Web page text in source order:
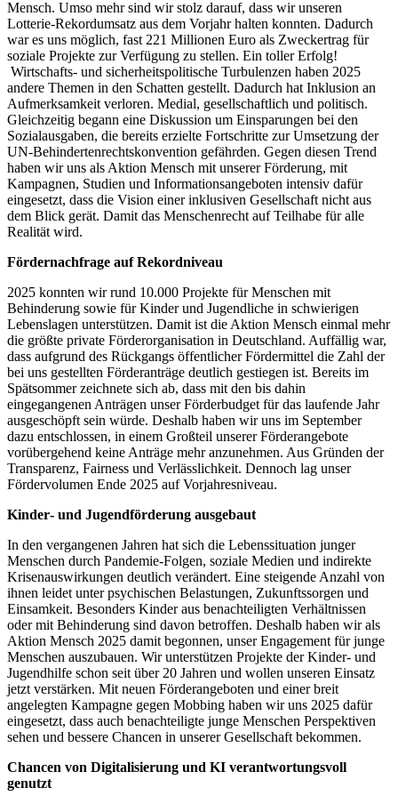
Mensch. Umso mehr sind wir stolz darauf, dass wir unseren
Lotterie-Rekordumsatz aus dem Vorjahr halten konnten. Dadurch
war es uns möglich, fast 221 Millionen Euro als Zweckertrag für
soziale Projekte zur Verfügung zu stellen. Ein toller Erfolg!
Wirtschafts- und sicherheitspolitische Turbulenzen haben 2025
andere Themen in den Schatten gestellt. Dadurch hat Inklusion an
Aufmerksamkeit verloren. Medial, gesellschaftlich und politisch.
Gleichzeitig begann eine Diskussion um Einsparungen bei den
Sozialausgaben, die bereits erzielte Fortschritte zur Umsetzung der
UN-Behindertenrechtskonvention gefährden. Gegen diesen Trend
haben wir uns als Aktion Mensch mit unserer Förderung, mit
Kampagnen, Studien und Informationsangeboten intensiv dafür
eingesetzt, dass die Vision einer inklusiven Gesellschaft nicht aus
dem Blick gerät. Damit das Menschenrecht auf Teilhabe für alle
Realität wird.
Fördernachfrage auf Rekordniveau
2025 konnten wir rund 10.000 Projekte für Menschen mit
Behinderung sowie für Kinder und Jugendliche in schwierigen
Lebenslagen unterstützen. Damit ist die Aktion Mensch einmal mehr
die größte private Förderorganisation in Deutschland. Auffällig war,
dass aufgrund des Rückgangs öffentlicher Fördermittel die Zahl der
bei uns gestellten Förderanträge deutlich gestiegen ist. Bereits im
Spätsommer zeichnete sich ab, dass mit den bis dahin
eingegangenen Anträgen unser Förderbudget für das laufende Jahr
ausgeschöpft sein würde. Deshalb haben wir uns im September
dazu entschlossen, in einem Großteil unserer Förderangebote
vorübergehend keine Anträge mehr anzunehmen. Aus Gründen der
Transparenz, Fairness und Verlässlichkeit. Dennoch lag unser
Fördervolumen Ende 2025 auf Vorjahresniveau.
Kinder‑ und Jugendförderung ausgebaut
In den vergangenen Jahren hat sich die Lebenssituation junger
Menschen durch Pandemie‑Folgen, soziale Medien und indirekte
Krisenauswirkungen deutlich verändert. Eine steigende Anzahl von
ihnen leidet unter psychischen Belastungen, Zukunftssorgen und
Einsamkeit. Besonders Kinder aus benachteiligten Verhältnissen
oder mit Behinderung sind davon betroffen. Deshalb haben wir als
Aktion Mensch 2025 damit begonnen, unser Engagement für junge
Menschen auszubauen. Wir unterstützen Projekte der Kinder- und
Jugendhilfe schon seit über 20 Jahren und wollen unseren Einsatz
jetzt verstärken. Mit neuen Förderangeboten und einer breit
angelegten Kampagne gegen Mobbing haben wir uns 2025 dafür
eingesetzt, dass auch benachteiligte junge Menschen Perspektiven
sehen und bessere Chancen in unserer Gesellschaft bekommen.
Chancen von Digitalisierung und KI verantwortungsvoll
genutzt